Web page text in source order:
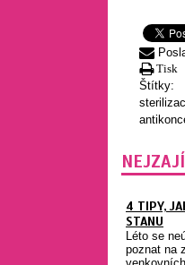
Tisk
4 TIPY,
STANU
Léto se
poznat na